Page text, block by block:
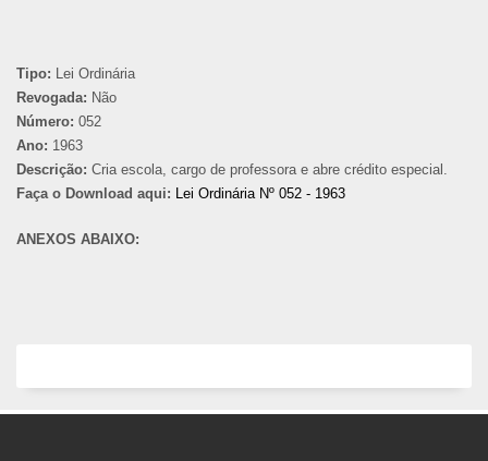
Tipo: Lei Ordinária
Revogada: Não
Número: 052
Ano: 1963
Descrição: Cria escola, cargo de professora e abre crédito especial.
Faça o Download aqui: Lei Ordinária Nº 052 - 1963
ANEXOS ABAIXO: